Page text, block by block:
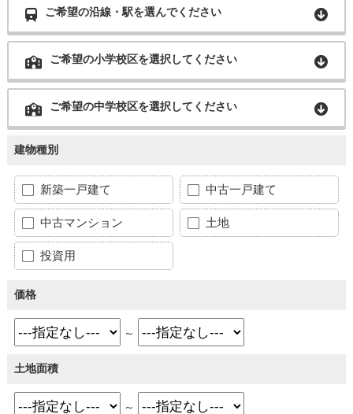
ご希望の沿線・駅を選んでください
ご希望の小学校区を選択してください
ご希望の中学校区を選択してください
建物種別
新築一戸建て 中古一戸建て
中古マンション 土地
投資用
価格
～
土地面積
～